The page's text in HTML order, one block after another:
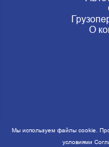
О
Мы используем файлы cookie.
условиями